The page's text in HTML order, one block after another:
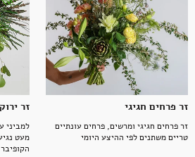
זר פרחים חגיגי
זר פרחים חגיגי ומרשים, פרחים עונתיים
טריים משתנים לפי ההיצע היומי
זר ירוק
למביני
מעט
הקופיבר
ארוחות שלמות
מגשי אירוח מתוקים
להשלמת האירוח
תבלינים
ממרחים מתוקים, שוקולד
אלכוהול ותזקיקים
חדר רחצה
טקסטיל